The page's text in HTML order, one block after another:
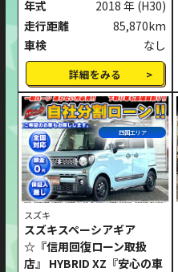
年式
2018 年 (H30)
走行距離
85,870km
車検
なし
詳細をみる
四国エリア
スズキ
スズキスペーシアギア
☆『信用回復ローン取扱
店』 HYBRID XZ『安心の車